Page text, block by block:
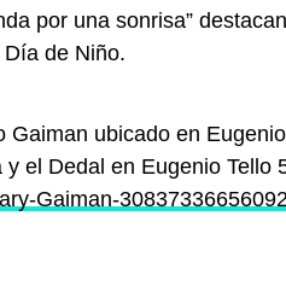
por una sonrisa”
de Niño.
ubicado en
el Dedal en Eugenio Tello
Gaiman-